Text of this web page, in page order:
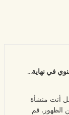
في نهاية...
أنت منشأة
الظهور. قم